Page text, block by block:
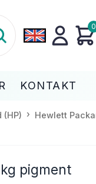
0
KONTAKT
(HP)
Hewlett
pigment